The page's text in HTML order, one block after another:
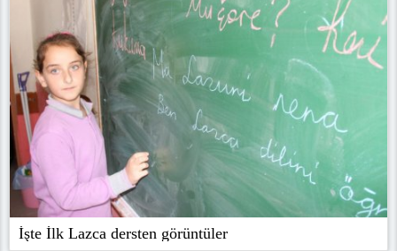
İşte İlk Lazca dersten görüntüler